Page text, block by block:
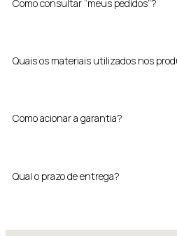
Como consultar “meus pedidos”?
Quais os materiais utilizados nos
Como acionar a garantia?
Qual o prazo de entrega?